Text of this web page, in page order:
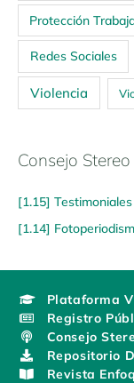
Protección
Redes Sociales
Violencia
Consejo Stereo
[1.15]
[1.14]
Plataforma
Registro
Consejo
Repositorio
Revista